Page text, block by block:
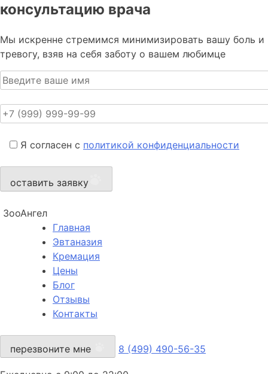
консультацию врача
Мы искренне стремимся минимизировать вашу боль и
тревогу, взяв на себя заботу о вашем любимце
Я согласен с политикой конфиденциальности
оставить заявку
ЗооАнгел
Главная
Эвтаназия
Кремация
Цены
Блог
Отзывы
Контакты
перезвоните мне 8 (499) 490-56-35